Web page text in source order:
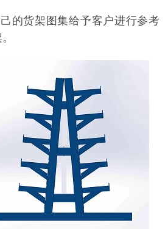
的货架图集给予客户进行参考